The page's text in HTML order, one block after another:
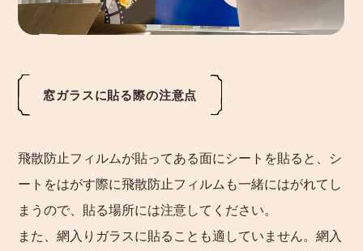
窓ガラスに貼る際の注意点
飛散防止フィルムが貼ってある面にシートを貼ると、シ
ートをはがす際に飛散防止フィルムも一緒にはがれてし
まうので、貼る場所には注意してください。
また、網入りガラスに貼ることも適していません。網入